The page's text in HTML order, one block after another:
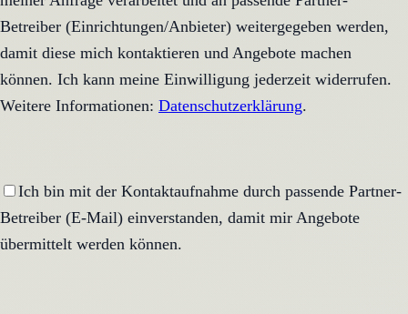
Betreiber (Einrichtungen/Anbieter) weitergegeben werden,
damit diese mich kontaktieren und Angebote machen
können. Ich kann meine Einwilligung jederzeit widerrufen.
Weitere Informationen: Datenschutzerklärung.
Ich bin mit der Kontaktaufnahme durch passende Partner-
Betreiber (E-Mail) einverstanden, damit mir Angebote
übermittelt werden können.